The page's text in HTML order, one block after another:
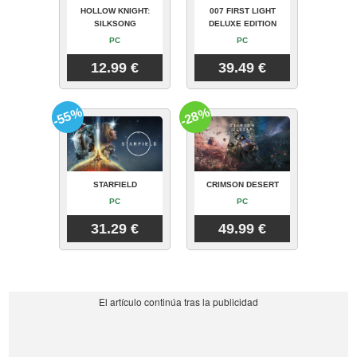
HOLLOW KNIGHT:
SILKSONG
PC
12.99 €
007 FIRST LIGHT
DELUXE EDITION
PC
39.49 €
STARFIELD
PC
31.29 €
-55%
CRIMSON DESERT
PC
49.99 €
-28%